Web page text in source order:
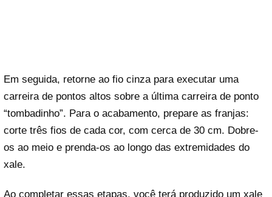
Em seguida, retorne ao fio cinza para executar uma
carreira de pontos altos sobre a última carreira de ponto
“tombadinho”. Para o acabamento, prepare as franjas:
corte três fios de cada cor, com cerca de 30 cm. Dobre-
os ao meio e prenda-os ao longo das extremidades do
xale.
Ao completar essas etapas, você terá produzido um xale